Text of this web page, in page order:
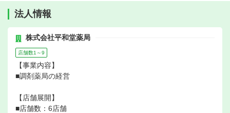
法人情報
株式会社平和堂薬局
店舗数1～9
【事業内容】
■調剤薬局の経営
【店舗展開】
■店舗数：6店舗